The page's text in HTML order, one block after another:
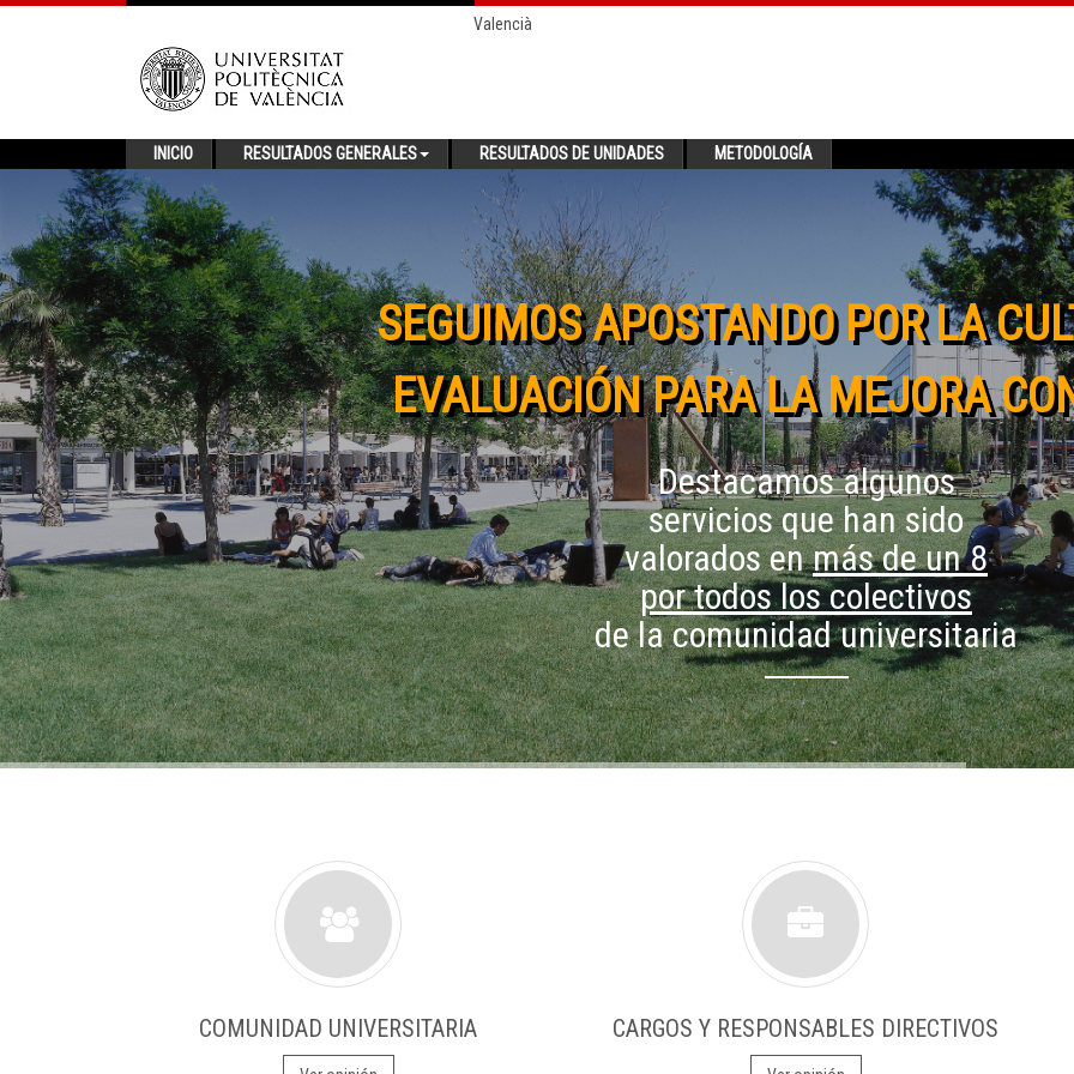
Valencià
INICIO RESULTADOS GENERALES RESULTADOS DE UNIDADES METODOLOGÍA
SEGUIMOS APOSTANDO POR LA
EVALUACIÓN PARA LA MEJORA
Destacamos algunos
servicios que han sido
valorados enmás de un 8
por todos los colectivos
de la comunidad universitaria
COMUNIDAD UNIVERSITARIA CARGOS Y RESPONSABLES DIRECTIVOS